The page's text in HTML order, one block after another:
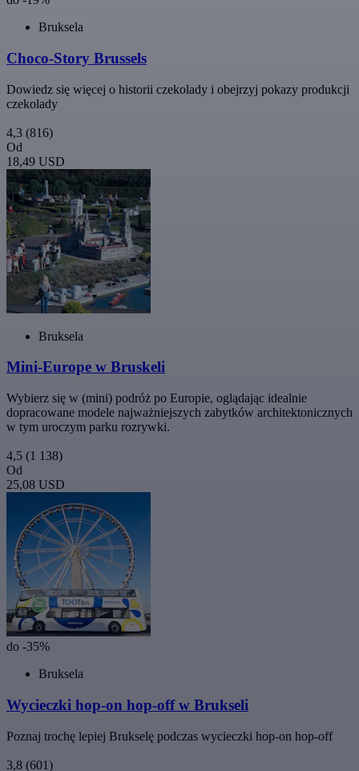
Bruksela
Choco-Story Brussels
Dowiedz się więcej o historii czekolady i obejrzyj pokazy produkcji
czekolady
4,3 (816)
Od
18,49 USD
Bruksela
Mini-Europe w Bruskeli
Wybierz się w (mini) podróż po Europie, oglądając idealnie
dopracowane modele najważniejszych zabytków architektonicznych
w tym uroczym parku rozrywki.
4,5 (1 138)
Od
25,08 USD
do -35%
Bruksela
Wycieczki hop-on hop-off w Brukseli
Poznaj trochę lepiej Brukselę podczas wycieczki hop-on hop-off
3,8 (601)